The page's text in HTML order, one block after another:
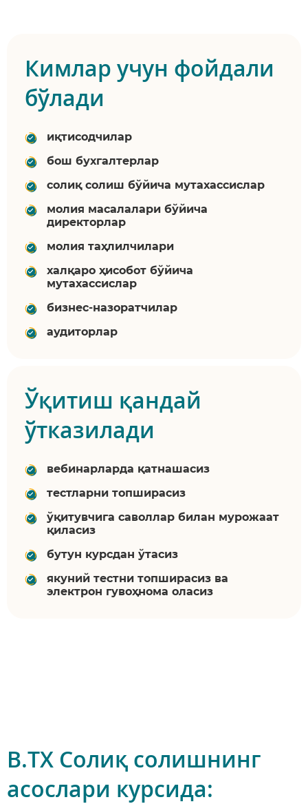
Кимлар учун фойдали
бўлади
иқтисодчилар
бош бухгалтерлар
солиқ солиш бўйича мутахассислар
молия масалалари бўйича
директорлар
молия таҳлилчилари
халқаро ҳисобот бўйича
мутахассислар
бизнес-назоратчилар
аудиторлар
Ўқитиш қандай
ўтказилади
вебинарларда қатнашасиз
тестларни топширасиз
ўқитувчига саволлар билан мурожаат
қиласиз
бутун курсдан ўтасиз
якуний тестни топширасиз ва
электрон гувоҳнома оласиз
B.TX Солиқ солишнинг
асослари курсида: